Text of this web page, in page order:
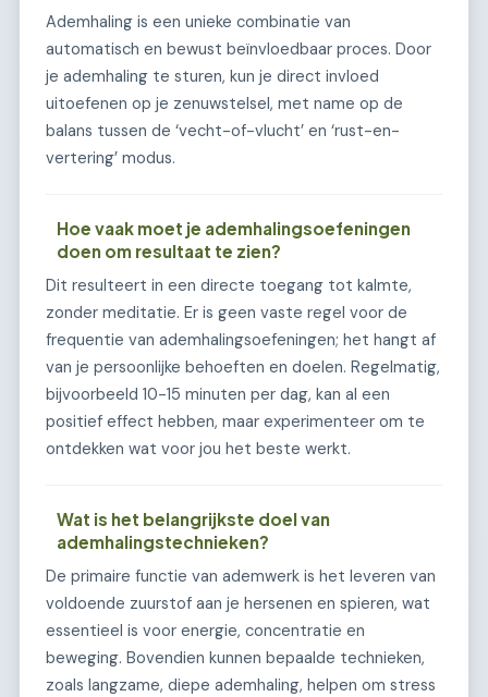
Ademhaling is een unieke combinatie van
automatisch en bewust beïnvloedbaar proces. Door
je ademhaling te sturen, kun je direct invloed
uitoefenen op je zenuwstelsel, met name op de
balans tussen de ‘vecht-of-vlucht’ en ‘rust-en-
vertering’ modus.
Hoe vaak moet je ademhalingsoefeningen
doen om resultaat te zien?
Dit resulteert in een directe toegang tot kalmte,
zonder meditatie. Er is geen vaste regel voor de
frequentie van ademhalingsoefeningen; het hangt af
van je persoonlijke behoeften en doelen. Regelmatig,
bijvoorbeeld 10-15 minuten per dag, kan al een
positief effect hebben, maar experimenteer om te
ontdekken wat voor jou het beste werkt.
Wat is het belangrijkste doel van
ademhalingstechnieken?
De primaire functie van ademwerk is het leveren van
voldoende zuurstof aan je hersenen en spieren, wat
essentieel is voor energie, concentratie en
beweging. Bovendien kunnen bepaalde technieken,
zoals langzame, diepe ademhaling, helpen om stress